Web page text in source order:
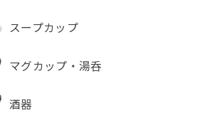
スープカップ
マグカップ・湯呑
酒器